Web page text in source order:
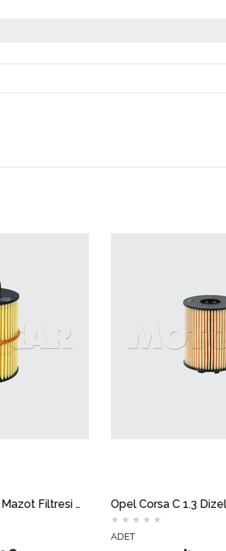
Opel Corsa C 1.3 Dizel Yağ Filtresi Tırnaklı MOTOCAR